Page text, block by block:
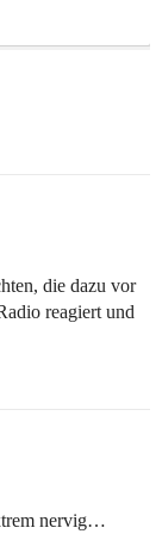
die dazu vor
reagiert und
nervig…